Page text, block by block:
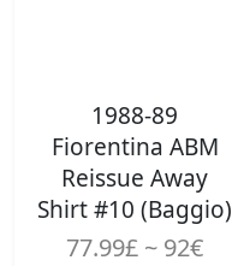
1988-89
Fiorentina ABM
Reissue Away
Shirt #10 (Baggio)
77.99£ ~ 92€